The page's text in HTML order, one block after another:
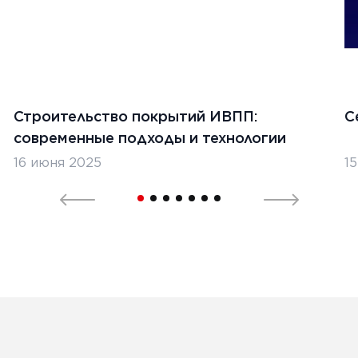
2022 г.
распределителя/
GOMACO PS-2600
Строительство покрытий ИВПП:
современные подходы и технологии
16 июня 2025